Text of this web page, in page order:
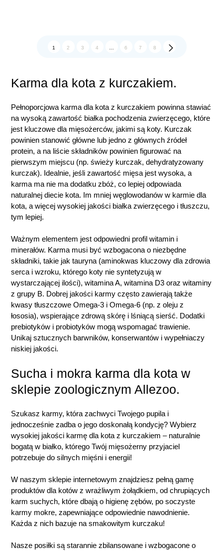
1 2 3 4 6 7 8
Karma dla kota z kurczakiem.
Pełnoporcjowa karma dla kota z kurczakiem powinna stawiać
na wysoką zawartość białka pochodzenia zwierzęcego, które
jest kluczowe dla mięsożerców, jakimi są koty. Kurczak
powinien stanowić główne lub jedno z głównych źródeł
protein, a na liście składników powinien figurować na
pierwszym miejscu (np. świeży kurczak, dehydratyzowany
kurczak). Idealnie, jeśli zawartość mięsa jest wysoka, a
karma ma nie ma dodatku zbóż, co lepiej odpowiada
naturalnej diecie kota. Im mniej węglowodanów w karmie dla
kota, a więcej wysokiej jakości białka zwierzęcego i tłuszczu,
tym lepiej.
Ważnym elementem jest odpowiedni profil witamin i
minerałów. Karma musi być wzbogacona o niezbędne
składniki, takie jak tauryna (aminokwas kluczowy dla zdrowia
serca i wzroku, którego koty nie syntetyzują w
wystarczającej ilości), witamina A, witamina D3 oraz witaminy
z grupy B. Dobrej jakości karmy często zawierają także
kwasy tłuszczowe Omega-3 i Omega-6 (np. z oleju z
łososia), wspierające zdrową skórę i lśniącą sierść. Dodatki
prebiotyków i probiotyków mogą wspomagać trawienie.
Unikaj sztucznych barwników, konserwantów i wypełniaczy
niskiej jakości.
Sucha i mokra karma dla kota w
sklepie zoologicznym Allezoo.
Szukasz karmy, która zachwyci Twojego pupila i
jednocześnie zadba o jego doskonałą kondycję? Wybierz
wysokiej jakości karmę dla kota z kurczakiem – naturalnie
bogatą w białko, którego Twój mięsożerny przyjaciel
potrzebuje do silnych mięśni i energii!
W naszym sklepie internetowym znajdziesz pełną gamę
produktów dla kotów z wrażliwym żołądkiem, od chrupiących
karm suchych, które dbają o higienę zębów, po soczyste
karmy mokre, zapewniające odpowiednie nawodnienie.
Każda z nich bazuje na smakowitym kurczaku!
Nasze posiłki są starannie zbilansowane i wzbogacone o